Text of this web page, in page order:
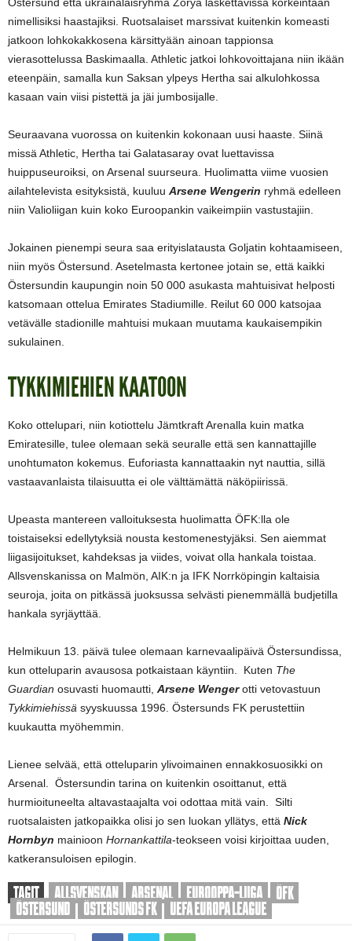
nimellisiksi haastajiksi. Ruotsalaiset marssivat kuitenkin komeasti
jatkoon lohkokakkosena kärsittyään ainoan tappionsa
vierasottelussa Baskimaalla. Athletic jatkoi lohkovoittajana niin ikään
eteenpäin, samalla kun Saksan ylpeys Hertha sai alkulohkossa
kasaan vain viisi pistettä ja jäi jumbosijalle.
Seuraavana vuorossa on kuitenkin kokonaan uusi haaste. Siinä
missä Athletic, Hertha tai Galatasaray ovat luettavissa
huippuseuroiksi, on Arsenal suurseura. Huolimatta viime vuosien
ailahtelevista esityksistä, kuuluu Arsene Wengerin ryhmä edelleen
niin Valioliigan kuin koko Euroopankin vaikeimpiin vastustajiin.
Jokainen pienempi seura saa erityislatausta Goljatin kohtaamiseen,
niin myös Östersund. Asetelmasta kertonee jotain se, että kaikki
Östersundin kaupungin noin 50 000 asukasta mahtuisivat helposti
katsomaan ottelua Emirates Stadiumille. Reilut 60 000 katsojaa
vetävälle stadionille mahtuisi mukaan muutama kaukaisempikin
sukulainen.
TYKKIMIEHIEN KAATOON
Koko ottelupari, niin kotiottelu Jämtkraft Arenalla kuin matka
Emiratesille, tulee olemaan sekä seuralle että sen kannattajille
unohtumaton kokemus. Euforiasta kannattaakin nyt nauttia, sillä
vastaavanlaista tilaisuutta ei ole välttämättä näköpiirissä.
Upeasta mantereen valloituksesta huolimatta ÖFK:lla ole
toistaiseksi edellytyksiä nousta kestomenestyjäksi. Sen aiemmat
liigasijoitukset, kahdeksas ja viides, voivat olla hankala toistaa.
Allsvenskanissa on Malmön, AIK:n ja IFK Norrköpingin kaltaisia
seuroja, joita on pitkässä juoksussa selvästi pienemmällä budjetilla
hankala syrjäyttää.
Helmikuun 13. päivä tulee olemaan karnevaalipäivä Östersundissa,
kun otteluparin avausosa potkaistaan käyntiin. Kuten The
Guardian osuvasti huomautti, Arsene Wengerotti vetovastuun
Tykkimiehissä syyskuussa 1996. Östersunds FK perustettiin
kuukautta myöhemmin.
Lienee selvää, että otteluparin ylivoimainen ennakkosuosikki on
Arsenal. Östersundin tarina on kuitenkin osoittanut, että
hurmioituneelta altavastaajalta voi odottaa mitä vain. Silti
ruotsalaisten jatkopaikka olisi jo sen luokan yllätys, että Nick
Hornbyn mainioon Hornankattila-teokseen voisi kirjoittaa uuden,
katkeransuloisen epilogin.
TAGIT ALLSVENSKAN ARSENAL EUROOPPA-LIIGA
ÖFK
ÖSTERSUND
ÖSTERSUNDS FK UEFA EUROPA LEAGUE